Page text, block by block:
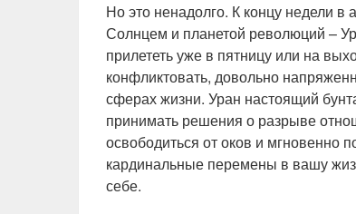
Но это ненадолго. К концу недели в
Солнцем и планетой революций –
прилететь уже в пятницу или на
конфликтовать, довольно
сферах жизни. Уран настоящий
принимать решения о разрыве
освободиться от оков и мгновенно
кардинальные перемены в вашу
себе.